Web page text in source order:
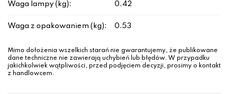
Waga lampy (kg): 0.42
Waga z opakowaniem (kg): 0.53
Mimo dołożenia wszelkich starań nie gwarantujemy, że publikowane
dane techniczne nie zawierają uchybień lub błędów. W przypadku
jakichkolwiek wątpliwości, przed podjęciem decyzji, prosimy o kontakt
z handlowcem.